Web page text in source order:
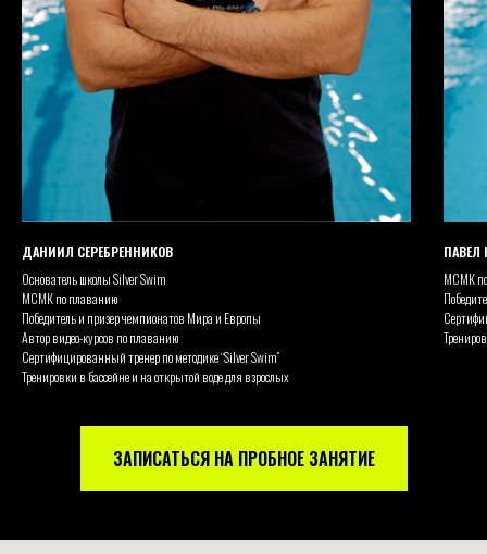
ДАНИИЛ СЕРЕБРЕННИКОВ
Основатель школы Silver Swim
МСМК по плаванию
Победитель и призер чемпионатов Мира и Европы
Автор видео-курсов по плаванию
Сертифицированный тренер по методике “Silver Swim”
Тренировки в бассейне и на открытой воде для взрослых
МСМК
ЗАПИСАТЬСЯ НА ПРОБНОЕ ЗАНЯТИЕ